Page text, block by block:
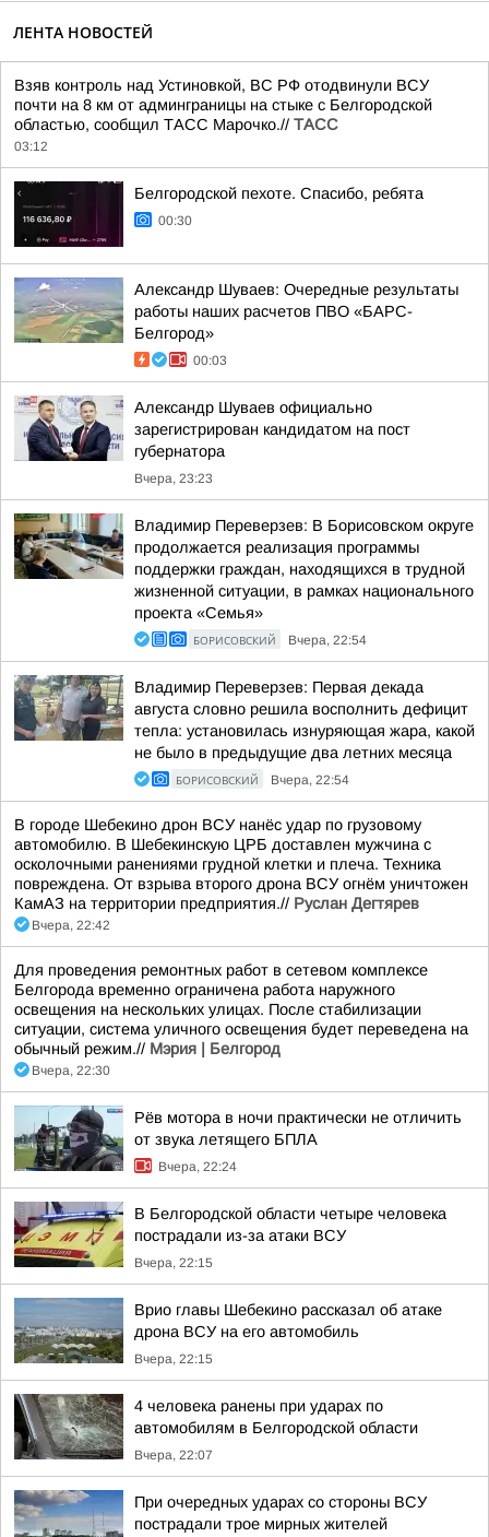
ЛЕНТА НОВОСТЕЙ
Взяв контроль над Устиновкой, ВС РФ отодвинули ВСУ
почти на 8 км от админграницы на стыке с Белгородской
областью, сообщил ТАСС Марочко.// ТАСС
03:12
Белгородской пехоте. Спасибо, ребята
00:30
Александр Шуваев: Очередные результаты
работы наших расчетов ПВО «БАРС-
Белгород»
00:03
Александр Шуваев официально
зарегистрирован кандидатом на пост
губернатора
Вчера, 23:23
Владимир Переверзев: В Борисовском округе
продолжается реализация программы
поддержки граждан, находящихся в трудной
жизненной ситуации, в рамках национального
проекта «Семья»
БОРИСОВСКИЙ Вчера, 22:54
Владимир Переверзев: Первая декада
августа словно решила восполнить дефицит
тепла: установилась изнуряющая жара, какой
не было в предыдущие два летних месяца
БОРИСОВСКИЙ Вчера, 22:54
В городе Шебекино дрон ВСУ нанёс удар по грузовому
автомобилю. В Шебекинскую ЦРБ доставлен мужчина с
осколочными ранениями грудной клетки и плеча. Техника
повреждена. От взрыва второго дрона ВСУ огнём уничтожен
КамАЗ на территории предприятия.// Руслан Дегтярев
Вчера, 22:42
Для проведения ремонтных работ в сетевом комплексе
Белгорода временно ограничена работа наружного
освещения на нескольких улицах. После стабилизации
ситуации, система уличного освещения будет переведена на
обычный режим.// Мэрия | Белгород
Вчера, 22:30
Рёв мотора в ночи практически не отличить
от звука летящего БПЛА
Вчера, 22:24
В Белгородской области четыре человека
пострадали из-за атаки ВСУ
Вчера, 22:15
Врио главы Шебекино рассказал об атаке
дрона ВСУ на его автомобиль
Вчера, 22:15
4 человека ранены при ударах по
автомобилям в Белгородской области
Вчера, 22:07
При очередных ударах со стороны ВСУ
пострадали трое мирных жителей